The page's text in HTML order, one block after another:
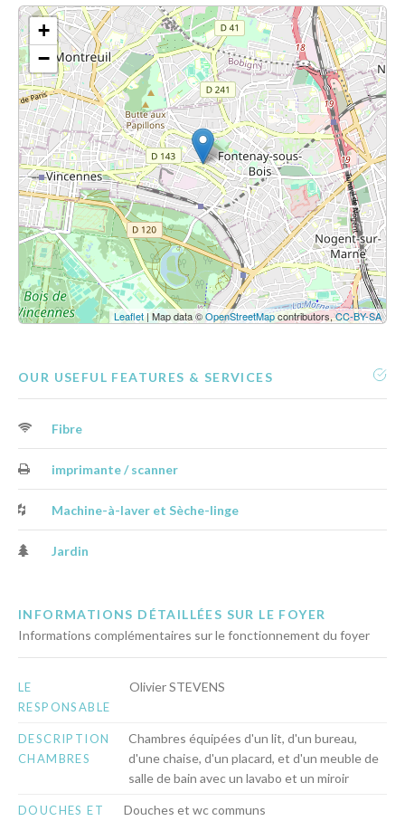
+
−
Leaflet| Map data ©OpenStreetMapcontributors,CC-BY-SA
OUR USEFUL FEATURES & SERVICES
Fibre
imprimante / scanner
Machine-à-laver et Sèche-linge
Jardin
INFORMATIONS DÉTAILLÉES SUR LE FOYER
Informations complémentaires sur le fonctionnement du foyer
LE
RESPONSABLE
Olivier STEVENS
DESCRIPTION
CHAMBRES
Chambres équipées d'un lit, d'un bureau,
d'une chaise, d'un placard, et d'un meuble de
salle de bain avec un lavabo et un miroir
DOUCHES ET
Douches et wc communs